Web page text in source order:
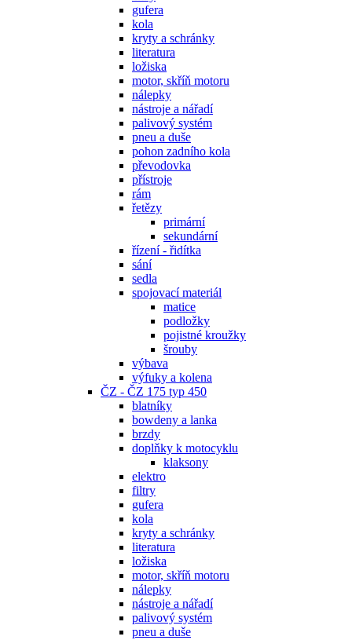
gufera
kola
kryty a schránky
literatura
ložiska
motor, skříň motoru
nálepky
nástroje a nářadí
palivový systém
pneu a duše
pohon zadního kola
převodovka
přístroje
rám
řetězy
primární
sekundární
řízení - řidítka
sání
sedla
spojovací materiál
matice
podložky
pojistné kroužky
šrouby
výbava
výfuky a kolena
ČZ - ČZ 175 typ 450
blatníky
bowdeny a lanka
brzdy
doplňky k motocyklu
klaksony
elektro
filtry
gufera
kola
kryty a schránky
literatura
ložiska
motor, skříň motoru
nálepky
nástroje a nářadí
palivový systém
pneu a duše